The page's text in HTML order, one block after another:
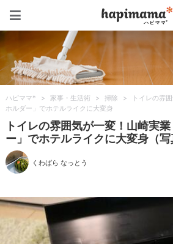
ハピママ* > 家事・生活術 > 掃除 >
トイレの雰
ホルダー」でホテルライクに大変身
トイレの雰囲気が一変！山崎実
ー」でホテルライクに大変身（写
くわばら なっとう